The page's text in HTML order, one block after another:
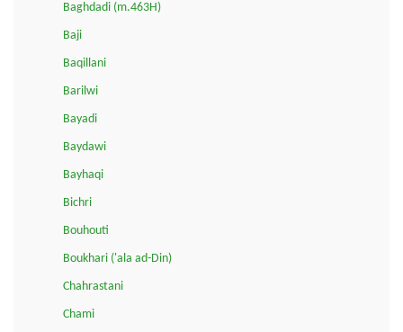
Baghdadi (m.463H)
Baji
Baqillani
Barilwi
Bayadi
Baydawi
Bayhaqi
Bichri
Bouhouti
Boukhari ('ala ad-Din)
Chahrastani
Chami